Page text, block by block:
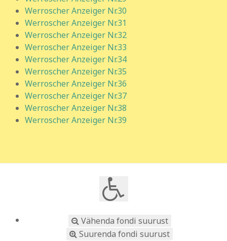
Werroscher Anzeiger Nr.30
Werroscher Anzeiger Nr.31
Werroscher Anzeiger Nr.32
Werroscher Anzeiger Nr.33
Werroscher Anzeiger Nr.34
Werroscher Anzeiger Nr.35
Werroscher Anzeiger Nr.36
Werroscher Anzeiger Nr.37
Werroscher Anzeiger Nr.38
Werroscher Anzeiger Nr.39
Vähenda fondi suurust
Suurenda fondi suurust